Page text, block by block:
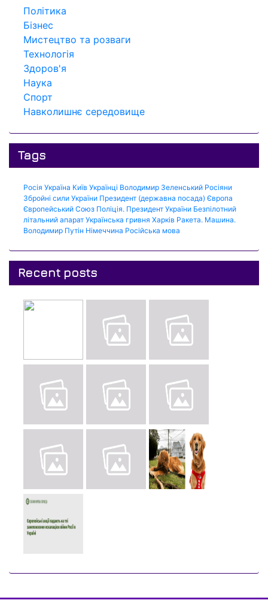
Політика
Бізнес
Мистецтво та розваги
Технологія
Здоров'я
Наука
Спорт
Навколишнє середовище
Tags
Росія Україна Київ Українці Володимир Зеленський Росіяни
Збройні сили України Президент (державна посада) Європа
Європейський Союз Поліція. Президент України Безпілотний
літальний апарат Українська гривня Харків Ракета. Машина.
Володимир Путін Німеччина Російська мова
Recent posts